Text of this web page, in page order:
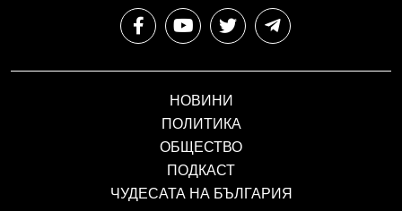
НОВИНИ
ПОЛИТИКА
ОБЩЕСТВО
ПОДКАСТ
ЧУДЕСАТА НА БЪЛГАРИЯ